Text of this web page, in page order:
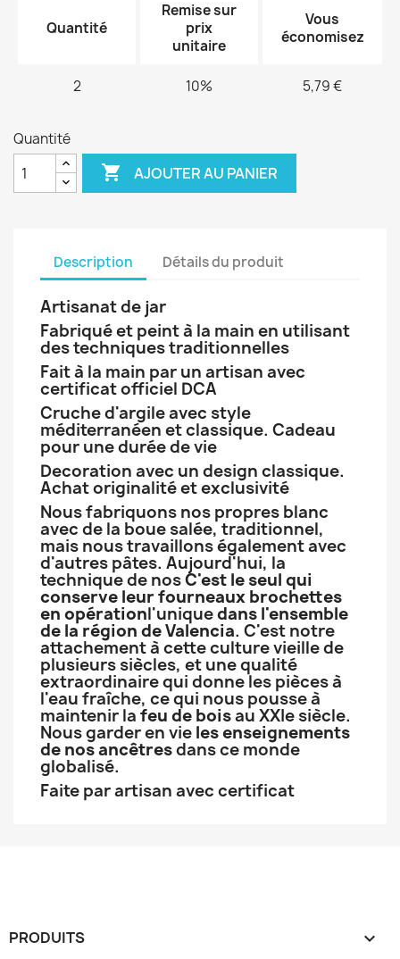
Quantité
Remise sur
prix
unitaire
Vous
économisez
2 10% 5,79 €
Quantité
 AJOUTER AU PANIER
Description Détails du produit
Artisanat de jar
Fabriqué et peint à la main en utilisant
des techniques traditionnelles
Fait à la main par un artisan avec
certificat officiel DCA
Cruche d'argile avec style
méditerranéen et classique. Cadeau
pour une durée de vie
Decoration avec un design classique.
Achat originalité et exclusivité
Nous fabriquons nos propres blanc
avec de la boue salée, traditionnel,
mais nous travaillons également avec
d'autres pâtes. Aujourd'hui, la
technique de nosC'est le seul qui
conserve leur fourneaux brochettes
en opérationl'uniquedans l'ensemble
de la région de Valencia. C'est notre
attachement à cette culture vieille de
plusieurs siècles, et une qualité
extraordinaire qui donne les pièces à
l'eau fraîche, ce qui nous pousse à
maintenir la feu de boisau XXIe siècle.
Nous garder en vie les enseignements
de nos ancêtresdans ce monde
globalisé.
Faite par artisan avec certificat
PRODUITS 